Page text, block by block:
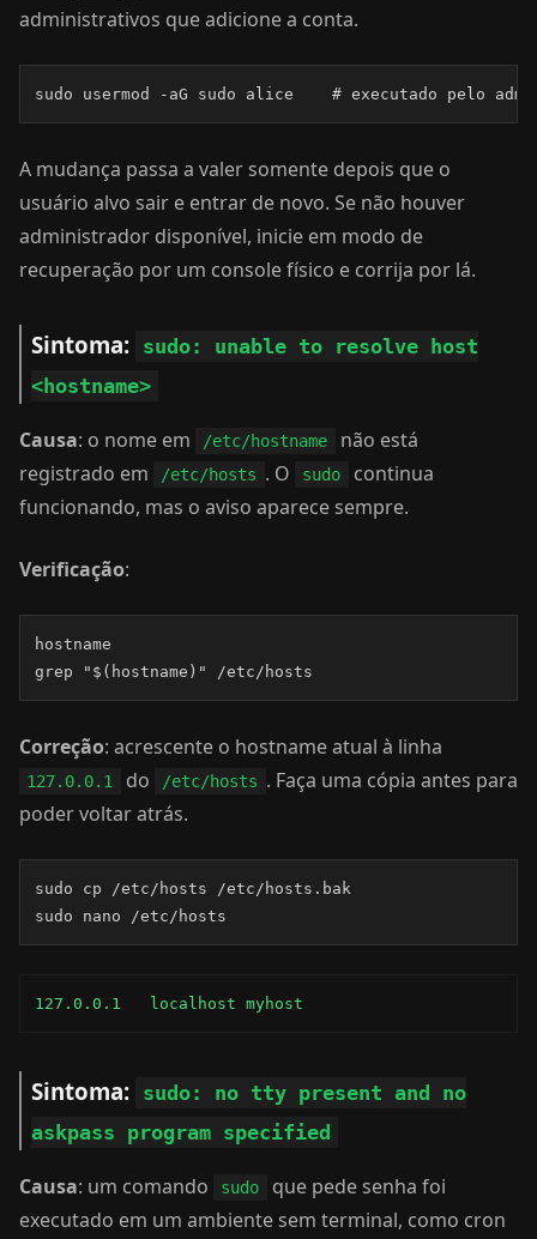
administrativos que adicione a conta.
sudo usermod -aG sudo alice    # executado pelo
A mudança passa a valer somente depois que o
usuário alvo sair e entrar de novo. Se não houver
administrador disponível, inicie em modo de
recuperação por um console físico e corrija por lá.
Sintoma: sudo: unable to resolve host
<hostname>
Causa: o nome em /etc/hostname
não está
registrado em
/etc/hosts . O sudo
continua
funcionando, mas o aviso aparece sempre.
Verificação:
hostname
grep "$(hostname)" /etc/hosts
Correção: acrescente o hostname atual à linha
127.0.0.1 do /etc/hosts . Faça uma cópia antes para
poder voltar atrás.
sudo cp /etc/hosts /etc/hosts.bak
sudo nano /etc/hosts
127.0.0.1   localhost myhost
Sintoma: sudo: no tty present and no
askpass program specified
Causa: um comando sudo
que pede senha foi
executado em um ambiente sem terminal, como cron